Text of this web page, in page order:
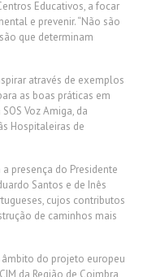
Educativos, a focar
e prevenir. “Não são
que determinam
através de exemplos
as boas práticas em
Voz Amiga, da
Hospitaleiras de
presença do Presidente
Santos e de Inês
cujos contributos
de caminhos mais
âmbito do projeto europeu